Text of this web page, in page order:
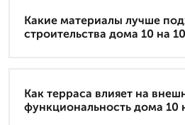
Какие материалы лучше
строительства дома 10 на
Как терраса влияет на
функциональность дома 10